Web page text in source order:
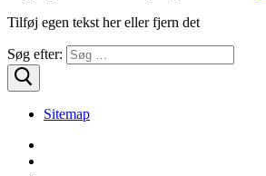
Tilføj egen tekst her eller fjern det
Søg efter:
Sitemap